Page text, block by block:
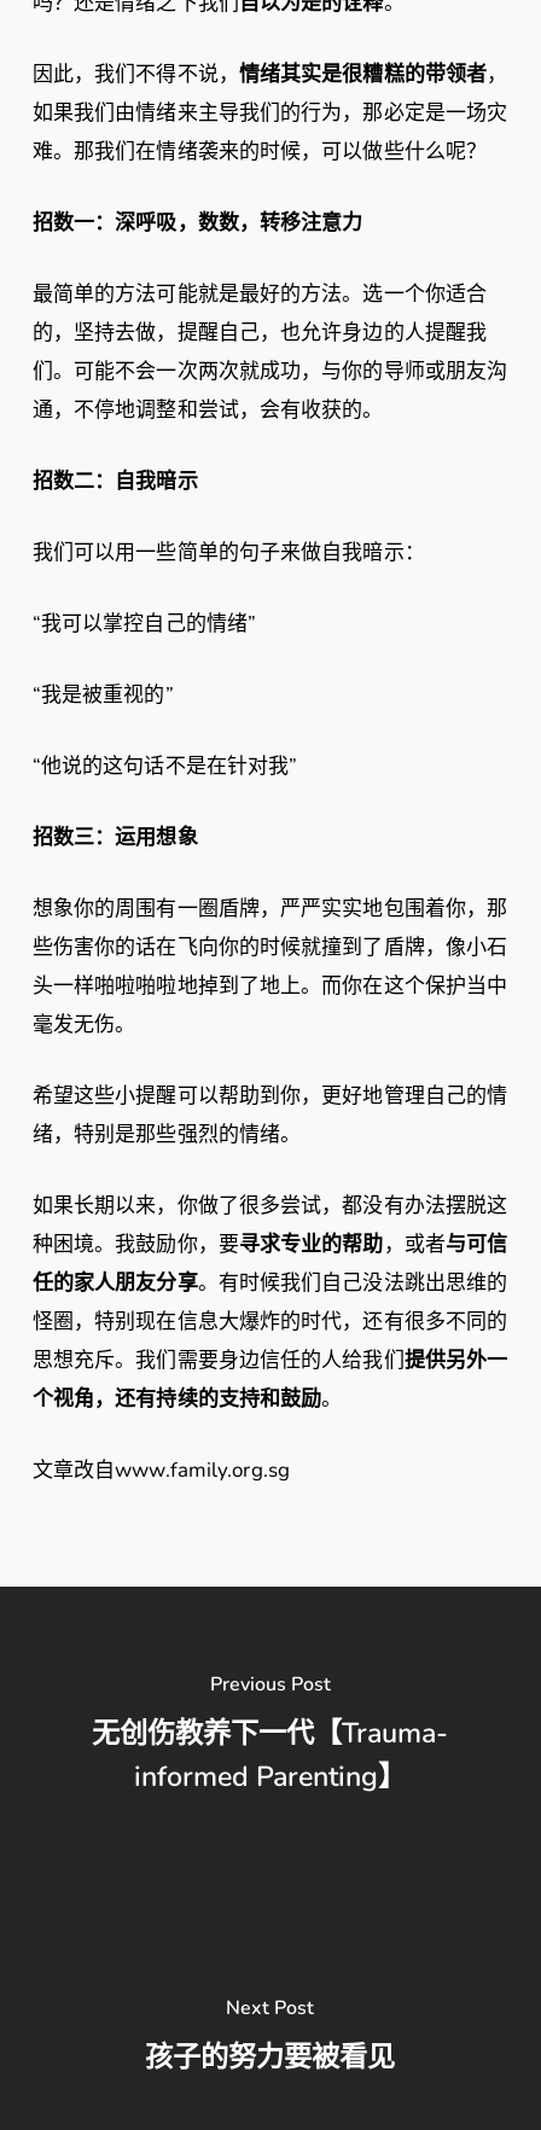
因此，我们不得不说， 情绪其实是很糟糕的带领者，
如果我们由情绪来主导我们的行为，那必定是一场灾
难。那我们在情绪袭来的时候，可以做些什么呢？
招数一：深呼吸，数数，转移注意力
最简单的方法可能就是最好的方法。选一个你适合
的，坚持去做，提醒自己，也允许身边的人提醒我
们。可能不会一次两次就成功，与你的导师或朋友沟
通，不停地调整和尝试，会有收获的。
招数二： 自我暗示
我们可以用一些简单的句子来做自我暗示：
“我可以掌控自己的情绪”
“我是被重视的”
“他说的这句话不是在针对我”
招数三：运用想象
想象你的周围有一圈盾牌，严严实实地包围着你，那
些伤害你的话在飞向你的时候就撞到了盾牌，像小石
头一样啪啦啪啦地掉到了地上。而你在这个保护当中
毫发无伤。
希望这些小提醒可以帮助到你，更好地管理自己的情
绪，特别是那些强烈的情绪。
如果长期以来，你做了很多尝试，都没有办法摆脱这
种困境。我鼓励你，要寻求专业的帮助，或者与可信
任的家人朋友分享。有时候我们自己没法跳出思维的
怪圈，特别现在信息大爆炸的时代，还有很多不同的
思想充斥。我们需要身边信任的人给我们提供另外一
个视角，还有持续的支持和鼓励。
文章改自www.family.org.sg
Previous Post
无创伤教养下一代【Trauma-
informed Parenting】
Next Post
孩子的努力要被看见